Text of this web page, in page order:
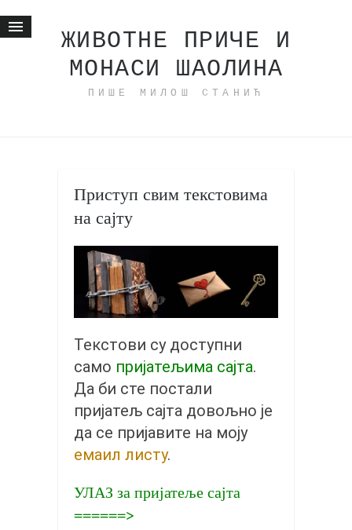
ЖИВОТНЕ ПРИЧЕ И
МОНАСИ ШАОЛИНА
ПИШЕ МИЛОШ СТАНИЋ
Животне приче
мој хаику
моменти и места
бонус садржај
светлопис
законоправило
забрањена историја
ћирилица
породичне приче
прота Воја
уместо твитера
календар српски
Приступ свим текстовима
на сајту
Текстови су доступни
само пријатељима сајта.
Да би сте постали
пријатељ сајта довољно је
да се пријавите на моју
емаил листу.
УЛАЗ за пријатеље сајта
======>